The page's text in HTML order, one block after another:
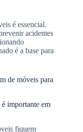
é essencial.
acidentes
é a base para
de móveis para
importante em
fiquem